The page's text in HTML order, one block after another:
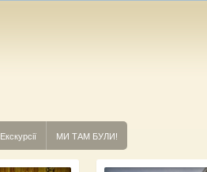
Екскурсії МИ ТАМ БУЛИ!